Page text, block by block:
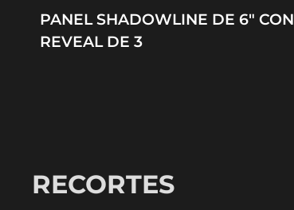
PANEL SHADOWLINE DE 6″ CON
REVEAL DE 3
RECORTES